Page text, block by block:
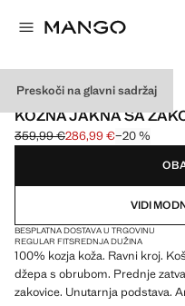
Preskoči na glavni sadržaj
KOŽA
KOŽNA JAKNA SA
Početna cijena prekrižena
359,99 €
Trenutačna cijena [286,99 € ]
286,99 €−20 %
Odaberite boju
VIDI
BESPLATNA DOSTAVA U TRGOVINU
REGULAR FITSREDNJA DUŽINA
100% kozja koža. Ravni kroj.
džepa s obrubom. Prednje
zakovice. Unutarnja podstava.